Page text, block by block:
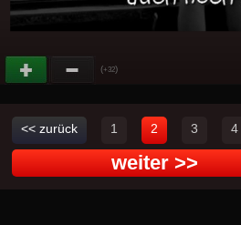
(+32)
<< zurück 1 2 3 4
weiter >>